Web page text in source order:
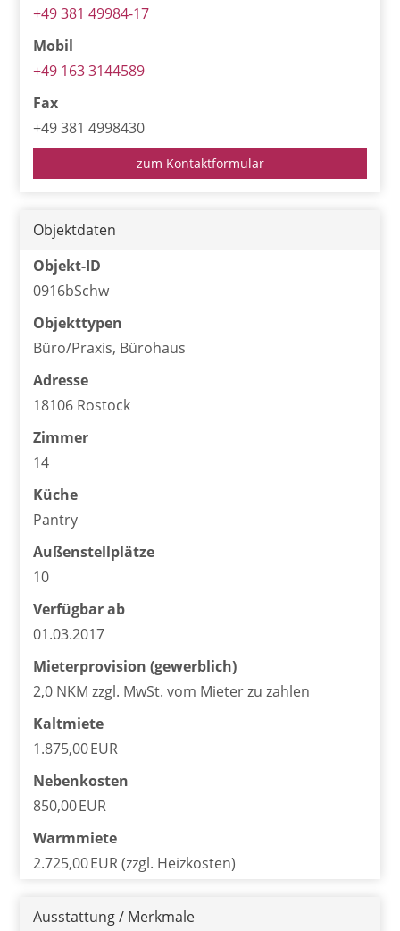
+49 381 49984-17
Mobil
+49 163 3144589
Fax
+49 381 4998430
zum Kontaktformular
Objektdaten
Objekt-ID
0916bSchw
Objekttypen
Büro/Praxis, Bürohaus
Adresse
18106 Rostock
Zimmer
14
Küche
Pantry
Außen­stellplätze
10
Verfügbar ab
01.03.2017
Mieter­provision (gewerblich)
2,0 NKM zzgl. MwSt. vom Mieter zu zahlen
Kaltmiete
1.875,00 EUR
Nebenkosten
850,00 EUR
Warmmiete
2.725,00 EUR (zzgl. Heizkosten)
Ausstattung / Merkmale